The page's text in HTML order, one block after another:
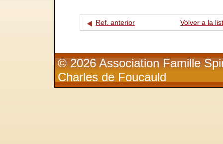
Ref. anterior Volver a la
© 2026 Association Famille
Charles de Foucauld